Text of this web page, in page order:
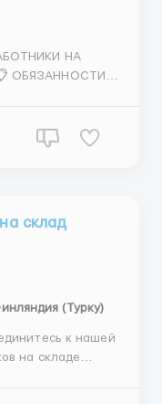
НА
склад
(Турку)
к нашей
на складе